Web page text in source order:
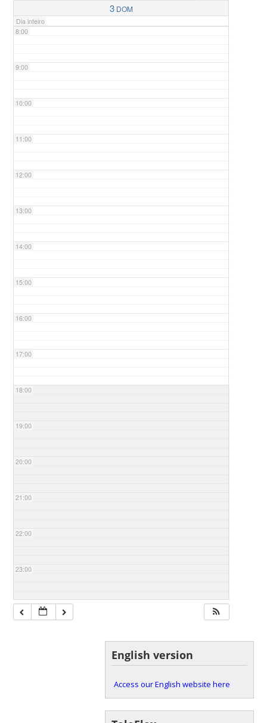
3 DOM
Dia inteiro
8:00
9:00
10:00
11:00
12:00
13:00
14:00
15:00
16:00
17:00
18:00
19:00
20:00
21:00
22:00
23:00
English version
Access our English website here